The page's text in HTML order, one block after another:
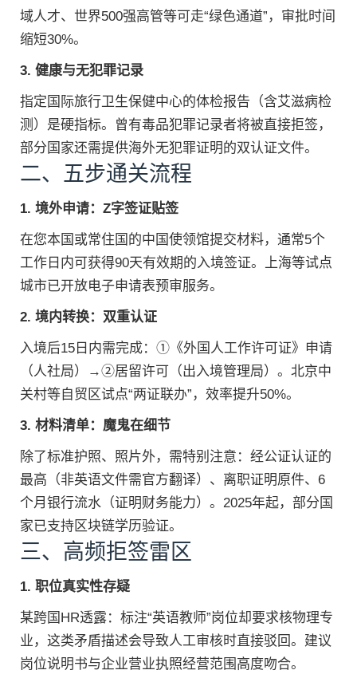
域人才、世界500强高管等可走“绿色通道”，审批时间
缩短30%。
3. 健康与无犯罪记录
指定国际旅行卫生保健中心的体检报告（含艾滋病检
测）是硬指标。曾有毒品犯罪记录者将被直接拒签，
部分国家还需提供海外无犯罪证明的双认证文件。
二、五步通关流程
1. 境外申请：Z字签证贴签
在您本国或常住国的中国使领馆提交材料，通常5个
工作日内可获得90天有效期的入境签证。上海等试点
城市已开放电子申请表预审服务。
2. 境内转换：双重认证
入境后15日内需完成：①《外国人工作许可证》申请
（人社局）→②居留许可（出入境管理局）。北京中
关村等自贸区试点“两证联办”，效率提升50%。
3. 材料清单：魔鬼在细节
除了标准护照、照片外，需特别注意：经公证认证的
最高（非英语文件需官方翻译）、离职证明原件、6
个月银行流水（证明财务能力）。2025年起，部分国
家已支持区块链学历验证。
三、高频拒签雷区
1. 职位真实性存疑
某跨国HR透露：标注“英语教师”岗位却要求核物理专
业，这类矛盾描述会导致人工审核时直接驳回。建议
岗位说明书与企业营业执照经营范围高度吻合。